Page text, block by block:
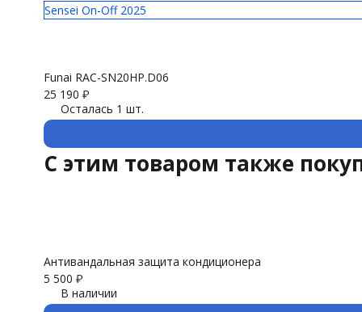
Sensei On-Off 2025
Funai RAC-SN20HP.D06
25 190 ₽
Осталась 1 шт.
C этим товаром также
Антивандальная защита кондиционера
5 500 ₽
В наличии